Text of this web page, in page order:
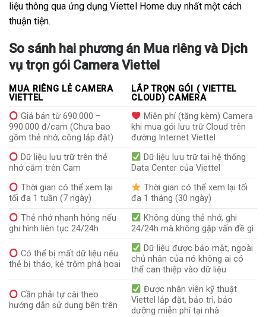
liệu thông qua ứng dụng Viettel Home duy nhất một cách
thuận tiện.
So sánh hai phương án Mua riêng và Dịch
vụ trọn gói Camera Viettel
MUA RIÊNG LẺ CAMERA
VIETTEL
LẮP TRỌN GÓI ( VIETTEL
CLOUD) CAMERA
Giá bán từ 690.000 –
990.000 đ/cam (Chưa bao
gồm thẻ nhớ, công lắp đặt)
Miễn phí (tặng kèm) Camera
khi mua gói lưu trữ Cloud trên
đường Internet Viettel
Dữ liệu lưu trữ trên thẻ
nhớ cắm trên Cam
Dữ liệu lưu trữ tại hệ thống
Data Center của Viettel
Thời gian có thể xem lại
tối đa 1 tuần (7 ngày)
Thời gian có thể xem lại tối
đa 1 tháng (30 ngày)
Thẻ nhớ nhanh hỏng nếu
ghi hình liên tục 24/24h
Không dùng thẻ nhớ, ghi
24/24h mà không gặp vấn đề gì
Có thể bị mất dữ liệu nếu
thẻ bị tháo, kẻ trộm phá hoại
Dữ liệu được bảo mật, ngoài
chủ nhân của nó không ai có
thể can thiệp vào dữ liệu
Cần phải tự cài theo
hướng dẫn sử dụng bên trên
Được nhân viên kỹ thuật
Viettel lắp đặt, bảo trì, bảo
dưỡng miễn phí tại nhà